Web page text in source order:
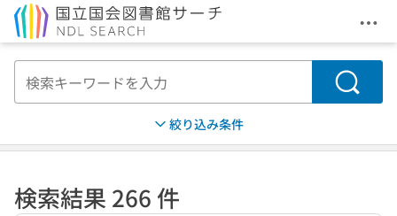
メ
検索
絞り込み条件
検索結果 266 件